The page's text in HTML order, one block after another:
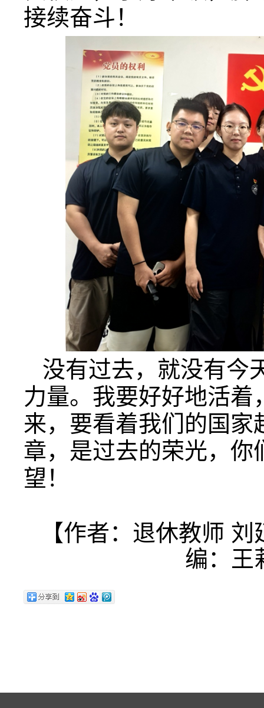
接续奋斗！
没有过去，就没有今
力量。我要好好地活
来，要看着我们的国
章，是过去的荣光，你
望！
【作者：退休教师
编：王